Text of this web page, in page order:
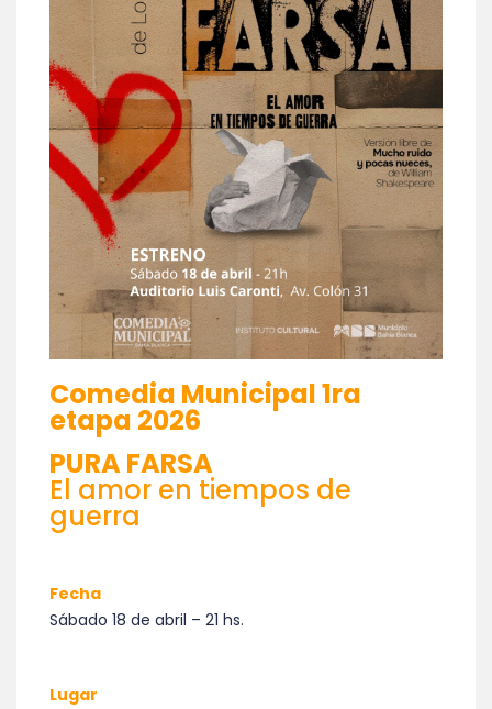
Comedia Municipal 1ra
etapa 2026
PURA FARSA
El amor en tiempos de
guerra
Fecha
Sábado 18 de abril – 21 hs.
Lugar